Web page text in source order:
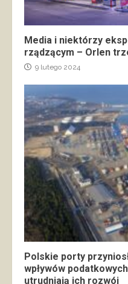
Media i niektórzy
rządzącym – Orlen
9 lutego 2024
Polskie porty
wpływów
utrudniają ich rozwój